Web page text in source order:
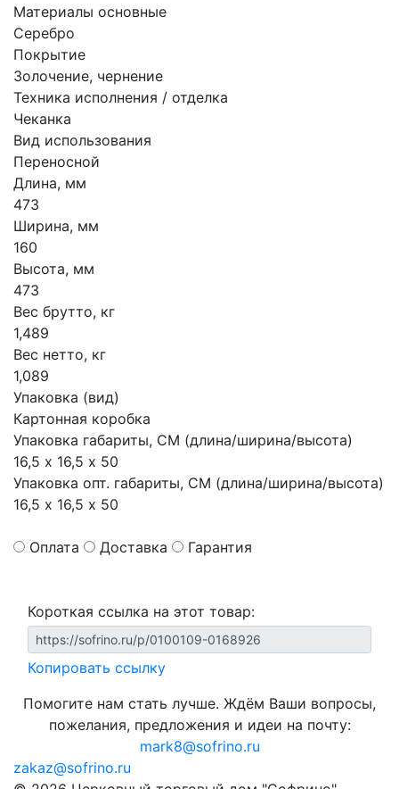
Материалы основные
Серебро
Покрытие
Золочение, чернение
Техника исполнения / отделка
Чеканка
Вид использования
Переносной
Длина, мм
473
Ширина, мм
160
Высота, мм
473
Вес брутто, кг
1,489
Вес нетто, кг
1,089
Упаковка (вид)
Картонная коробка
Упаковка габариты, СМ (длина/ширина/высота)
16,5 х 16,5 х 50
Упаковка опт. габариты, СМ (длина/ширина/высота)
16,5 х 16,5 х 50
Оплата Доставка Гарантия
Короткая ссылка на этот товар:
Копировать ссылку
Помогите нам стать лучше. Ждём Ваши вопросы,
пожелания, предложения и идеи на почту:
mark8@sofrino.ru
zakaz@sofrino.ru